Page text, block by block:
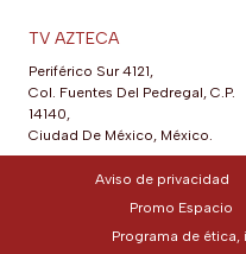
TV AZTECA
Periférico Sur 4121,
Col. Fuentes Del Pedregal, C.P.
14140,
Ciudad De México, México.
Aviso de privacidad
Promo Espacio
Programa de